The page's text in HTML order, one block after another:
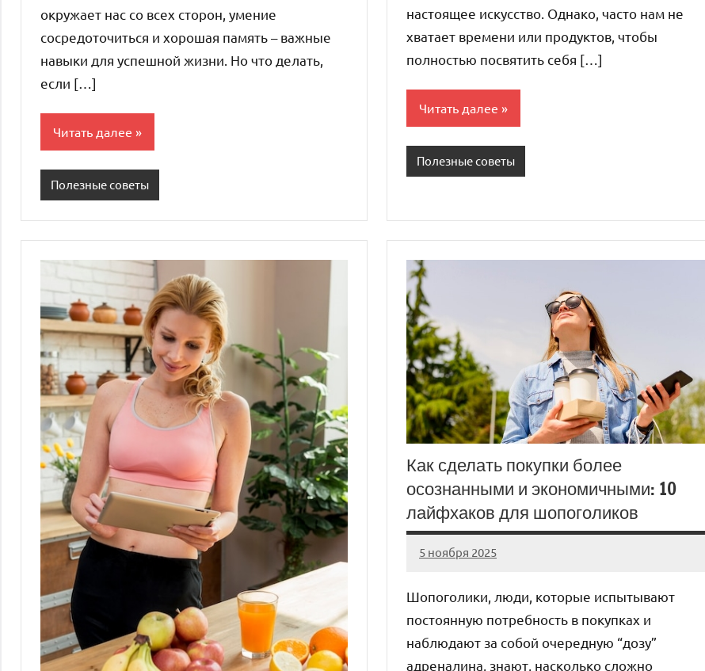
окружает нас со всех сторон, умение
сосредоточиться и хорошая память – важные
навыки для успешной жизни. Но что делать,
если […]
Читать далее
Полезные советы
настоящее искусство. Однако, часто нам не
хватает времени или продуктов, чтобы
полностью посвятить себя […]
Читать далее
Полезные советы
Как сделать покупки более
осознанными и экономичными: 10
лайфхаков для шопоголиков
5 ноября 2025
cement_zavod
Нет
Шопоголики, люди, которые испытывают
постоянную потребность в покупках и
наблюдают за собой очередную “дозу”
адреналина, знают, насколько сложно